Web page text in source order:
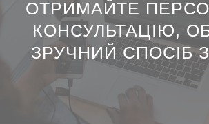
ОТРИМАЙТЕ
КОНСУЛЬТАЦІЮ,
ЗРУЧНИЙ СПОСІБ